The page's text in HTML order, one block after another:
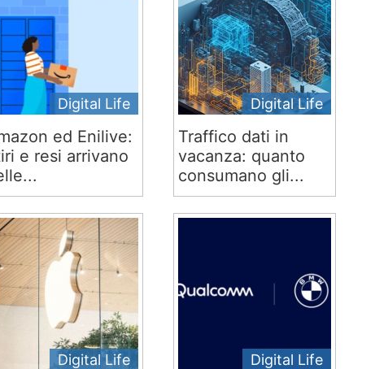
Digital Life
ed Enilive:
e resi arrivano
Digital Life
Traffico dati in
vacanza: quanto
consumano gli...
Digital Life Digital Life